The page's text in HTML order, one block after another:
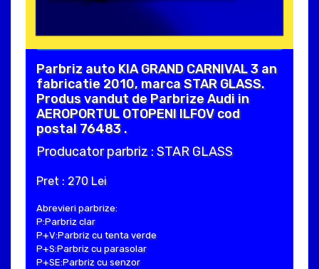
Parbriz auto KIA GRAND CARNIVAL 3 an
fabricatie 2010, marca STAR GLASS.
Produs vandut de Parbrize Audi in
AEROPORTUL OTOPENI ILFOV cod
postal 76483 .
Producator parbriz : STAR GLASS
Pret : 270 Lei
Abrevieri parbrize:
P:Parbriz clar
P+V:Parbriz cu tenta verde
P+S:Parbriz cu parasolar
P+SE:Parbriz cu senzor